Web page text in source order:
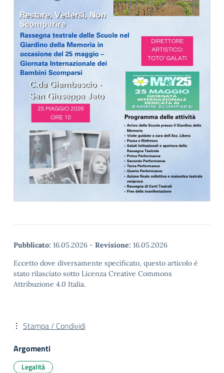
Pubblicato: 16.05.2026 - Revisione: 16.05.2026
Eccetto dove diversamente specificato, questo articolo è
stato rilasciato sotto Licenza Creative Commons
Attribuzione 4.0 Italia.
Stampa / Condividi
Argomenti
Legalità